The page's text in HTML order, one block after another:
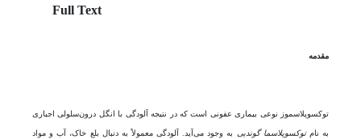
Full Text
مقدمه
توکسوپلاسموز نوعی بیماری عفونی است که در نتیجه آلودگی با انگل درون‌سلولی اجباری
به نامتوکسوپلاسما گوندیی به وجود می‌آید. آلودگی معمولاً به دنبال بلع خاک، آب و مواد